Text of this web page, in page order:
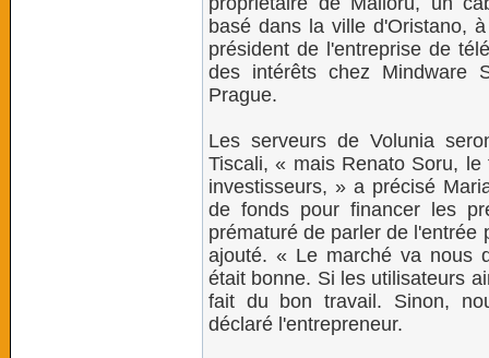
basé dans la ville d'Oristano,
président de l'entreprise de
des intérêts chez Mindware
Prague.
Les serveurs de Volunia
Tiscali, « mais Renato Soru,
investisseurs, » a précisé
de fonds pour financer les
prématuré de parler de l'entrée
ajouté. « Le marché va nous
était bonne. Si les utilisateurs
fait du bon travail. Sinon,
déclaré l'entrepreneur.